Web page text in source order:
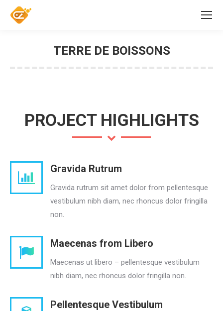
TERRE DE BOISSONS
PROJECT HIGHLIGHTS
Gravida Rutrum
Gravida rutrum sit amet dolor from pellentesque
vestibulum nibh diam, nec rhoncus dolor fringilla
non.
Maecenas from Libero
Maecenas ut libero – pellentesque vestibulum
nibh diam, nec rhoncus dolor fringilla non.
Pellentesque Vestibulum